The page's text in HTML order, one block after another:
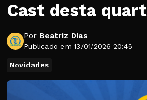
Cast desta
Por Beatriz Dias
Publicado em 13/01/2026 20:46
Novidades